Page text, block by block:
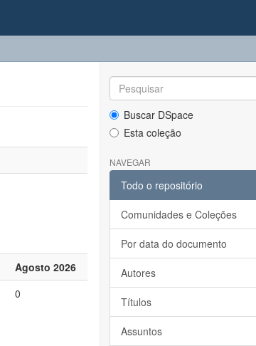
Agosto 2026
0
Buscar DSpace
Esta coleção
NAVEGAR
Todo o repositório
Comunidades e Coleções
Por data do documento
Autores
Títulos
Assuntos